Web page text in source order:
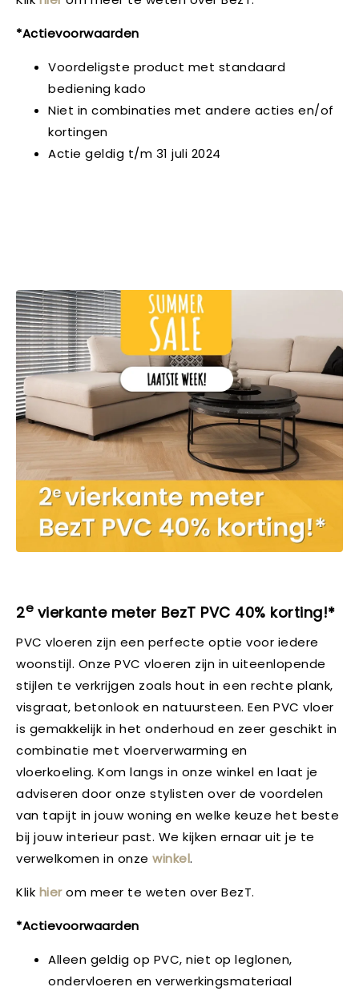
*Actievoorwaarden
Voordeligste product met standaard
bediening kado
Niet in combinaties met andere acties en/of
kortingen
Actie geldig t/m 31 juli 2024
2e vierkante meter BezT PVC 40% korting!*
PVC vloeren zijn een perfecte optie voor iedere
woonstijl. Onze PVC vloeren zijn in uiteenlopende
stijlen te verkrijgen zoals hout in een rechte plank,
visgraat, betonlook en natuursteen. Een PVC vloer
is gemakkelijk in het onderhoud en zeer geschikt in
combinatie met vloerverwarming en
vloerkoeling. Kom langs in onze winkel en laat je
adviseren door onze stylisten over de voordelen
van tapijt in jouw woning en welke keuze het beste
bij jouw interieur past. We kijken ernaar uit je te
verwelkomen in onze winkel.
Klik hierom meer te weten over BezT.
*Actievoorwaarden
Alleen geldig op PVC, niet op leglonen,
ondervloeren en verwerkingsmateriaal